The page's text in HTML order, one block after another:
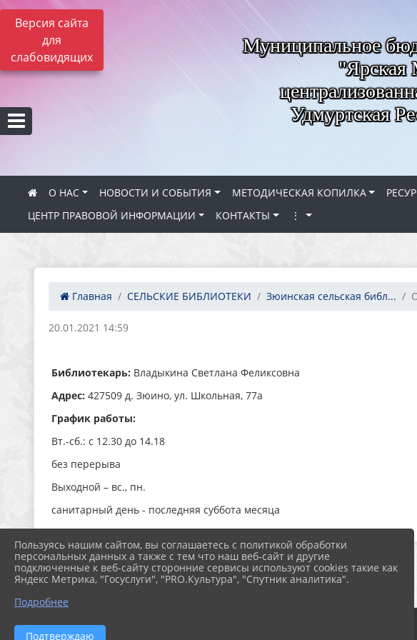
Версия сайта
для
слабовидящих
Муниципальное
"Ярская
Удмуртская
О НАС НОВОСТИ И СОБЫТИЯ МЕТОДИЧЕСКАЯ КОПИЛКА
ЦЕНТР ПРАВОВОЙ ИНФОРМАЦИИ
КОНТАКТЫ ⋮
Главная СЕЛЬСКИЕ БИБЛИОТЕКИ Зюинская сельская библ...
20.01.2021 14:59
Библиотекарь: Владыкина Светлана Феликсовна
Адрес: 427509 д. Зюино, ул. Школьная, 77а
График работы:
Вт.-сб.: с 12.30 до 14.18
без перерыва
Выходной – вс., пн.
санитарный день - последняя суббота месяца
2026 г. biblio-yar.ru
Пользуясь нашим сайтом, вы соглашаетесь с политикой обработки
персональных данных а также с тем что наш веб-сайт и другие
подключенные к веб-сайту сторонние сервисы используют cookies такие как
Яндекс Метрика, "Госуслуги", "PRO.Культура", "Спутник аналитика".
Подробнее
Подтверждаю